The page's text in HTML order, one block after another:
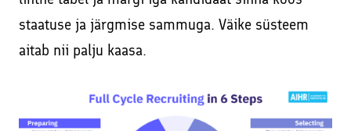
staatuse ja järgmise sammuga. Väike süsteem
aitab nii palju kaasa.